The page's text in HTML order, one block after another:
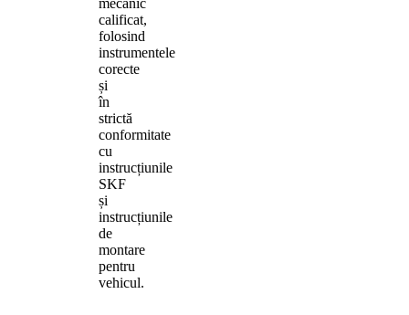
calificat,
folosind
instrumentele
corecte
și
în
strictă
conformitate
cu
instrucțiunile
SKF
și
instrucțiunile
de
montare
pentru
vehicul.